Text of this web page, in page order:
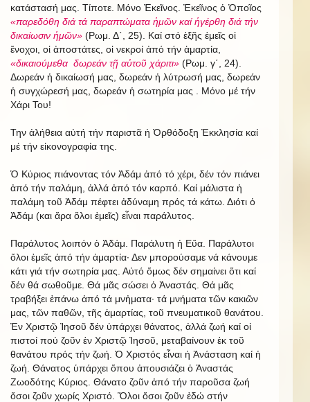
κατάστασή μας. Τίποτε. Μόνο Ἐκεῖνος. Ἐκεῖνος ὁ Ὁποῖος
«παρεδόθη διά τά παραπτώματα ἡμῶν καί ἡγέρθη διά τήν
δικαίωσιν ἡμῶν» (Ρωμ. Δ΄, 25). Καί στό ἐξῆς ἐμεῖς οἱ
ἔνοχοι, οἱ ἀποστάτες, οἱ νεκροί ἀπό τήν ἁμαρτία,
«δικαιούμεθα δωρεάν τῇ αὐτοῦ χάριτι» (Ρωμ. γ΄, 24).
Δωρεάν ἡ δικαίωσή μας, δωρεάν ἡ λύτρωσή μας, δωρεάν
ἡ συγχώρεσή μας, δωρεάν ἡ σωτηρία μας . Μόνο μέ τήν
Χάρι Του!
Την ἀλήθεια αὐτή τήν παριστᾶ ἡ Ὀρθόδοξη Ἐκκλησία καί
μέ τήν εἰκονογραφία της.
Ὁ Κύριος πιάνοντας τόν Ἀδάμ ἀπό τό χέρι, δέν τόν πιάνει
ἀπό τήν παλάμη, ἀλλά ἀπό τόν καρπό. Καί μάλιστα ἡ
παλάμη τοῦ Ἀδάμ πέφτει ἀδύναμη πρός τά κάτω. Διότι ὁ
Ἀδάμ (και ἄρα ὅλοι ἐμεῖς) εἶναι παράλυτος.
Παράλυτος λοιπόν ὁ Ἀδάμ. Παράλυτη ἡ Εὔα. Παράλυτοι
ὅλοι ἐμεῖς ἀπό τήν ἁμαρτία· Δεν μπορούσαμε νά κάνουμε
κάτι γιά τήν σωτηρία μας. Αὐτό ὅμως δέν σημαίνει ὅτι καί
δέν θά σωθοῦμε. Θά μᾶς σώσει ὁ Ἀναστάς. Θά μᾶς
τραβήξει ἐπάνω ἀπό τά μνἠματα· τά μνήματα τῶν κακιῶν
μας, τῶν παθῶν, τῆς ἁμαρτίας, τοῦ πνευματικοῦ θανάτου.
Ἐν Χριστῷ Ἰησοῦ δέν ὑπάρχει θάνατος, ἀλλά ζωή καί οἱ
πιστοί πού ζοῦν ἐν Χριστῷ Ἰησοῦ, μεταβαίνουν ἐκ τοῦ
θανάτου πρός τήν ζωή. Ὁ Χριστός εἶναι ἡ Ἀνάσταση καί ἡ
ζωή. Θάνατος ὑπάρχει ὅπου ἀπουσιάζει ὁ Ἀναστάς
Ζωοδότης Κύριος. Θάνατο ζοῦν ἀπό τήν παροῦσα ζωή
ὅσοι ζοῦν χωρίς Χριστό. Ὅλοι ὅσοι ζοῦν ἐδώ στήν